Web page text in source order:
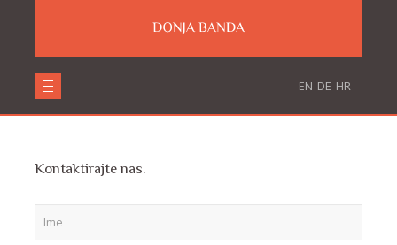
EN DE HR
Kontaktirajte nas.